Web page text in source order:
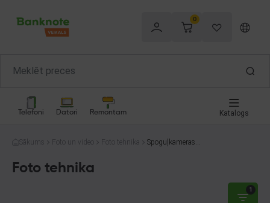
0
Telefoni Datori Remontam Katalogs
Sākums Foto un video Foto tehnika
Spoguļkameras u
Foto tehnika
1